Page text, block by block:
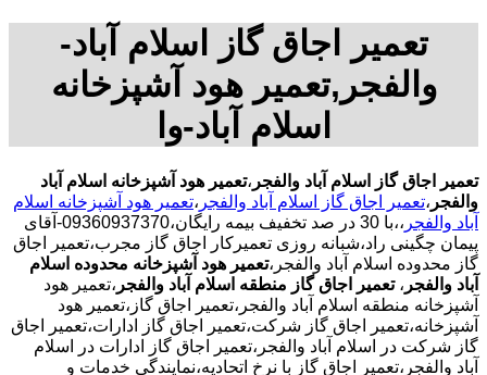
تعمیر اجاق گاز اسلام آباد-
والفجر,تعمیر هود آشپزخانه
اسلام آباد-وا
تعمیر اجاق گاز اسلام آباد والفجر ،تعمیر هود آشپزخانه اسلام آباد
والفجر ،تعمیر اجاق گاز اسلام آباد والفجر ،تعمیر هود آشپزخانه اسلام
آباد والفجر
،،با 30 در صد تخفیف بیمه رایگان،09360937370-آقای
پیمان چگینی راد،شبانه روزی تعمیرکار اجاق گاز مجرب،تعمیر اجاق
گاز محدوده اسلام آباد والفجر،تعمیر هود آشپزخانه محدوده اسلام
آباد والفجر ، تعمیر اجاق گاز منطقه اسلام آباد والفجر ،تعمیر هود
آشپزخانه منطقه اسلام آباد والفجر،تعمیر اجاق گاز،تعمیر هود
آشپزخانه،تعمیر اجاق گاز شرکت،تعمیر اجاق گاز ادارات،تعمیر اجاق
گاز شرکت در اسلام آباد والفجر،تعمیر اجاق گاز ادارات در اسلام
آباد والفجر،تعمیر اجاق گاز با نرخ اتحادیه،نمایندگی خدمات و